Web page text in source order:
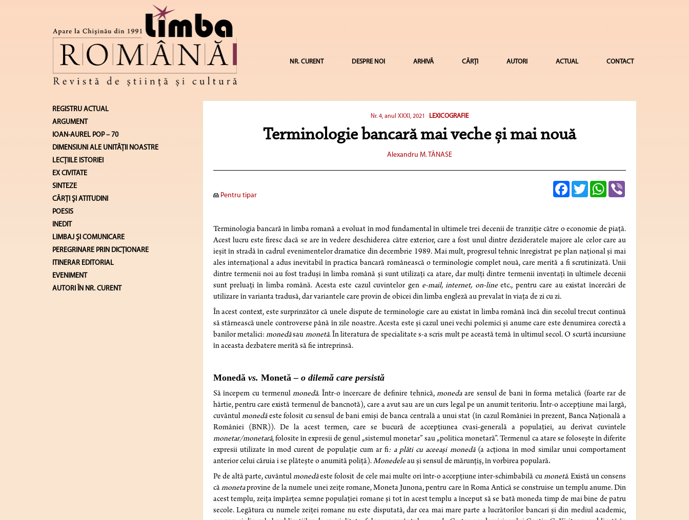
NR. CURENT DESPRE NOI ARHIVĂ CĂRȚI AUTORI ACTUAL CONTACT
REGISTRU ACTUAL
ARGUMENT
IOAN-AUREL POP – 70
DIMENSIUNI ALE UNITĂŢII NOASTRE
LECŢIILE ISTORIEI
EX CIVITATE
SINTEZE
CĂRŢI ŞI ATITUDINI
POESIS
INEDIT
LIMBAJ ŞI COMUNICARE
PEREGRINARE PRIN DICȚIONARE
ITINERAR EDITORIAL
EVENIMENT
AUTORI ÎN NR. CURENT
Nr. 4, anul XXXI, 2021 LEXICOGRAFIE
Terminologie bancară mai veche și mai nouă
Alexandru M. TĂNASE
Pentru tipar
FacebookTwitterWhatsApp
Terminologia bancară în limba romană a evoluat în mod fundamental în ultimele trei decenii de tranziție către o economie de piață.
Acest lucru este firesc dacă se are în vedere deschiderea către exterior, care a fost unul dintre dezideratele majore ale celor care au
ieșit în stradă în cadrul evenimentelor dramatice din decembrie 1989. Mai mult, progresul tehnic înregistrat pe plan național și mai
ales internațional a adus inevitabil în practica bancară românească o terminologie complet nouă, care merită a fi scrutinizată. Unii
dintre termenii noi au fost traduși în limba română și sunt utilizați ca atare, dar mulți dintre termenii inventați în ultimele decenii
sunt preluați în limba română. Acesta este cazul cuvintelor gen e-mail, internet, on-lineetc., pentru care au existat încercări de
utilizare în varianta tradusă, dar variantele care provin de obicei din limba engleză au prevalat în viața de zi cu zi.
În acest context, este surprinzător că unele dispute de terminologie care au existat în limba română încă din secolul trecut continuă
să stârnească unele controverse până în zile noastre. Acesta este și cazul unei vechi polemici și anume care este denumirea corectă a
banilor metalici:monedăsau monetă. În literatura de specialitate s-a scris mult pe această temă în ultimul secol. O scurtă incursiune
în aceasta dezbatere merită să fie intreprinsă.
Monedă vs. Monetă – o dilemă care persistă
Să începem cu termenulmonedă. Într-o încercare de definire tehnică,monedaare sensul de bani în forma metalică (foarte rar de
hârtie, pentru care există termenul de bancnotă), care a avut sau are un curs legal pe un anumit teritoriu. Într-o accepțiune mai largă,
cuvântulmonedăeste folosit cu sensul de bani emiși de banca centrală a unui stat (în cazul României în prezent, Banca Națională a
României (BNR)). De la acest termen, care se bucură de accepțiunea cvasi-generală a populației, au derivat cuvintele
monetar/monetară, folosite în expresii de genul „sistemul monetar” sau „politica monetară”. Termenul ca atare se folosește în diferite
expresii utilizate în mod curent de populație cum ar fi: a plăti cu aceeași monedă(a acționa în mod similar unui comportament
anterior celui căruia i se plătește o anumită poliță).Monedeleau și sensul de mărunțiș, în vorbirea populară.
Pe de altă parte, cuvântulmonedăeste folosit de cele mai multe ori într-o accepțiune inter-schimbabilă cumonetă. Există un consens
cămonetaprovine de la numele unei zeițe romane, Moneta Junona, pentru care în Roma Antică se construise un templu anume.Din
acest templu, zeița împărțea semne populației romane și tot în acest templu a început să se bată moneda timp de mai bine de patru
secole. Legătura cu numele zeiței romane nu este disputată, dar cea mai mare parte a lucrătorilor bancari și din mediul academic,